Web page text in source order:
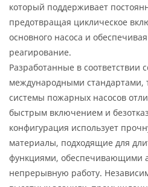
который поддерживает
предотвращая циклическое
основного насоса и
реагирование.
Разработанные в соответствии
международными стандартами,
системы пожарных насосов
быстрым включением и
конфигурация использует
материалы, подходящие для
функциями, обеспечивающими
непрерывную работу.